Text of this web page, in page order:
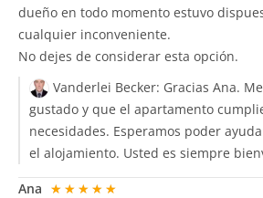
dueño en todo momento estuvo
cualquier inconveniente.
No dejes de considerar esta opción.
Vanderlei Becker: Gracias Ana.
gustado y que el apartamento
necesidades. Esperamos poder
el alojamiento. Usted es siempre
Ana ★★★★★